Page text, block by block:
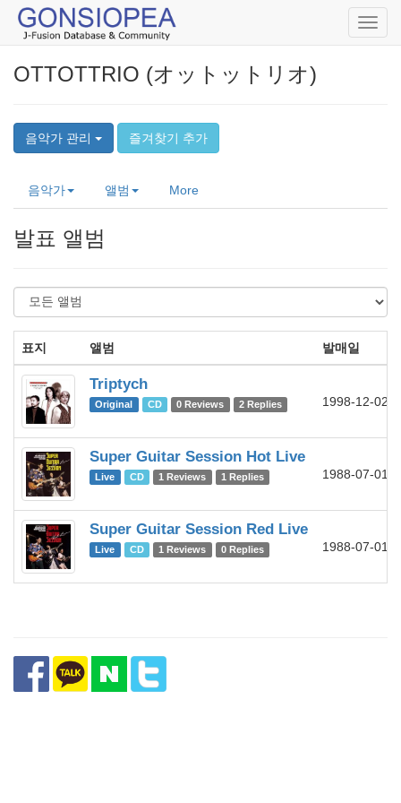
OTTOTTRIO (オットットリオ)
음악가 관리 즐겨찾기 추가
음악가 앨범 More
발표 앨범
표지 앨범 발매일
Triptych
Original CD 0 Reviews 2 Replies 1998-12-02
Super Guitar Session Hot Live
Live CD 1 Reviews 1 Replies 1988-07-01
Super Guitar Session Red Live
Live CD 1 Reviews 0 Replies 1988-07-01